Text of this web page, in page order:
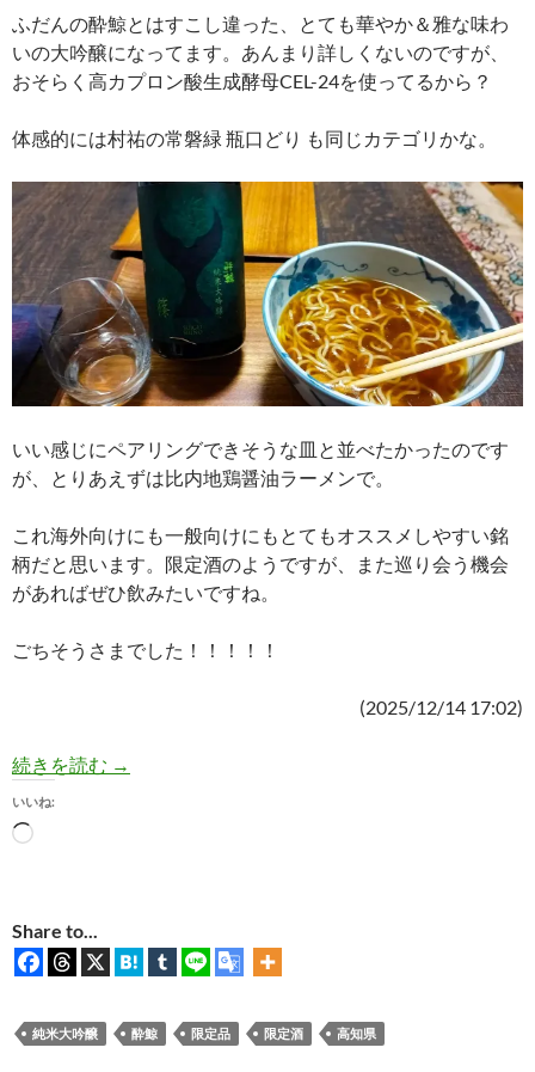
ふだんの酔鯨とはすこし違った、とても華やか＆雅な味わ
いの大吟醸になってます。あんまり詳しくないのですが、
おそらく高カプロン酸生成酵母CEL-24を使ってるから？
体感的には村祐の常磐緑 瓶口どり も同じカテゴリかな。
いい感じにペアリングできそうな皿と並べたかったのです
が、とりあえずは比内地鶏醤油ラーメンで。
これ海外向けにも一般向けにもとてもオススメしやすい銘
柄だと思います。限定酒のようですが、また巡り会う機会
があればぜひ飲みたいですね。
ごちそうさまでした！！！！！
(2025/12/14 17:02)
続きを読む 【日本酒実飲】酔鯨 篠 (CEL-24酵母)は雅で華や
→
いいね:
読
中…
Share to...
純米大吟醸 酔鯨 限定品 限定酒 高知県